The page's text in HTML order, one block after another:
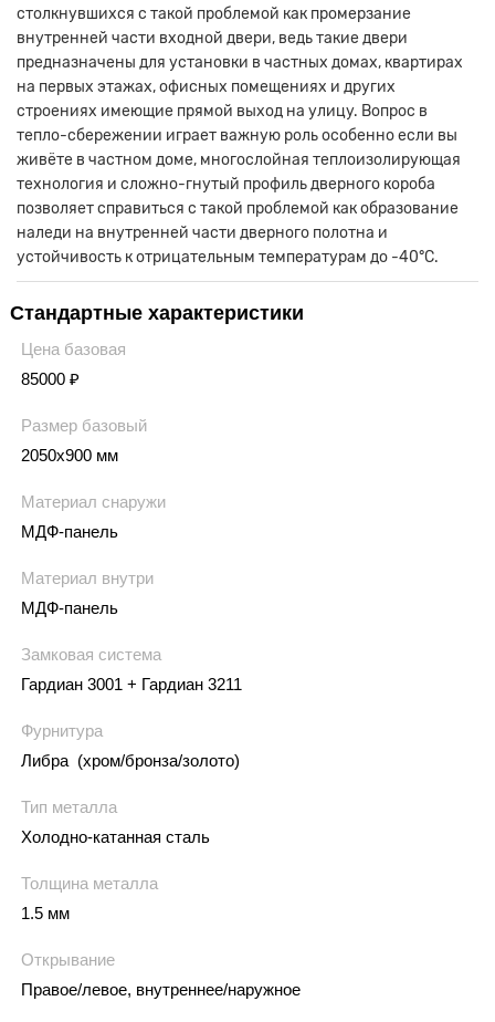
столкнувшихся с такой проблемой как промерзание
внутренней части входной двери, ведь такие двери
предназначены для установки в частных домах, квартирах
на первых этажах, офисных помещениях и других
строениях имеющие прямой выход на улицу. Вопрос в
тепло-сбережении играет важную роль особенно если вы
живёте в частном доме, многослойная теплоизолирующая
технология и сложно-гнутый профиль дверного короба
позволяет справиться с такой проблемой как образование
наледи на внутренней части дверного полотна и
устойчивость к отрицательным температурам до -40°C.
Стандартные характеристики
Цена базовая
85000 ₽
Размер базовый
2050х900 мм
Материал снаружи
МДФ-панель
Материал внутри
МДФ-панель
Замковая система
Гардиан 3001 + Гардиан 3211
Фурнитура
Либра (хром/бронза/золото)
Тип металла
Холодно-катанная сталь
Толщина металла
1.5 мм
Открывание
Правое/левое, внутреннее/наружное